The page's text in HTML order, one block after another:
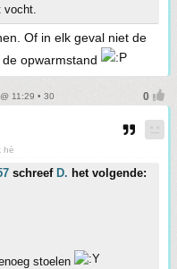
vocht.
Of in elk geval niet de
opwarmstand
11:29 • 30
hè
schreef D. het volgende:
stoelen